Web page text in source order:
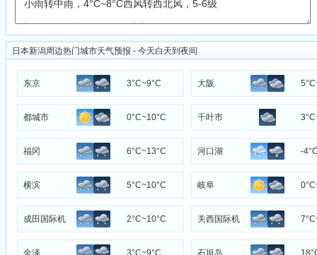
日本新潟周边热门城市天气预报 - 今天白天到夜间
东京 3°C~9°C 大阪
都城市 0°C~10°C 千叶市
福冈 6°C~13°C 河口湖 -
横滨 5°C~10°C 岐阜
成田国际机 2°C~10°C 关西国际机
金泽 3°C~9°C 石垣岛